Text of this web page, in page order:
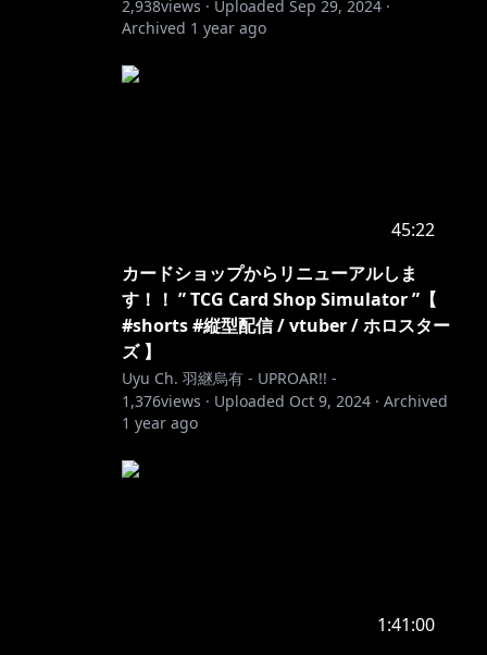
2,938views · Uploaded Sep 29, 2024 ·
Archived 1 year ago
45:22
カードショップからリニューアルしま
す！！ ” TCG Card Shop Simulator ”【
#shorts #縦型配信 / vtuber / ホロスター
ズ 】
Uyu Ch. 羽継烏有 - UPROAR!! -
1,376views · Uploaded Oct 9, 2024 · Archived
1 year ago
1:41:00